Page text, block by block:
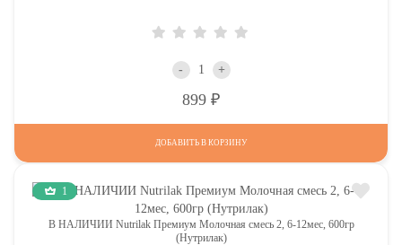
- +
899
ДОБАВИТЬ В КОРЗИНУ
1
В НАЛИЧИИ Nutrilak Премиум Молочная смесь 2, 6-12мес, 600гр
(Нутрилак)